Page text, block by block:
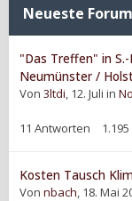
Neueste
"Das Treffen" in
Neumünster /
Von 3ltdi, 12. Juli in
11 Antworten 1.195
Kosten Tausch
Von nbach, 18. Mai